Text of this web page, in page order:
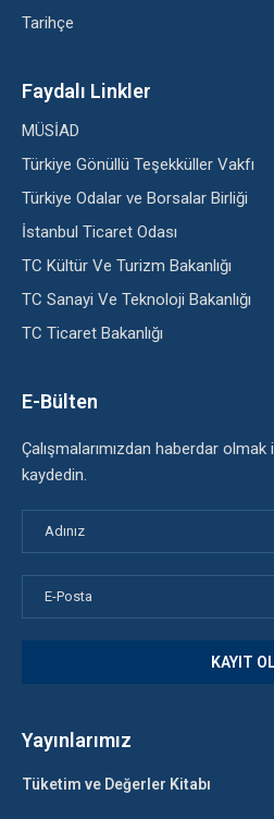
Tarihçe
Faydalı Linkler
MÜSİAD
Türkiye Gönüllü Teşekküller Vakfı
Türkiye Odalar ve Borsalar Birliği
İstanbul Ticaret Odası
TC Kültür Ve Turizm Bakanlığı
TC Sanayi Ve Teknoloji Bakanlığı
TC Ticaret Bakanlığı
E-Bülten
Çalışmalarımızdan haberdar
kaydedin.
Yayınlarımız
Tüketim ve Değerler Kitabı